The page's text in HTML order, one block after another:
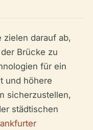
zielen darauf ab,
Brücke zu
für ein
und höhere
sicherzustellen,
städtischen